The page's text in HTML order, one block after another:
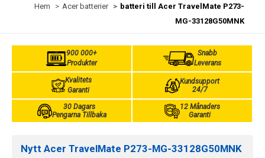
Hem Acer batterier
batteri till Acer TravelMate P273-
MG-33128G50MNK
900 000+
Produkter
Snabb
Leverans
Kvalitets
Garanti
Kundsupport
24/7
30 Dagars
Pengarna Tillbaka
12 Månaders
Garanti
Nytt Acer TravelMate P273-MG-33128G50MNK